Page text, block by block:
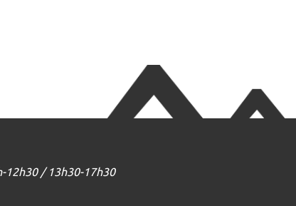
12h30 / 13h30-17h30